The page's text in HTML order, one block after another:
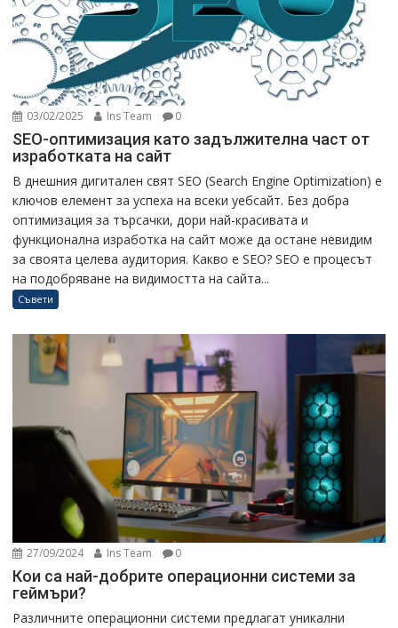
03/02/2025 Ins Team 0
SEO-оптимизация като задължителна част от
изработката на сайт
В днешния дигитален свят SEO (Search Engine Optimization) е
ключов елемент за успеха на всеки уебсайт. Без добра
оптимизация за търсачки, дори най-красивата и
функционална изработка на сайт може да остане невидим
за своята целева аудитория. Какво е SEO? SEO е процесът
на подобряване на видимостта на сайта...
Съвети
27/09/2024 Ins Team 0
Кои са най-добрите операционни системи за
геймъри?
Различните операционни системи предлагат уникални